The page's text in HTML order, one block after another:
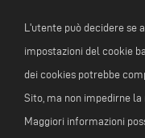
L'utente può decidere se
impostazioni del cookie
dei cookies potrebbe
Sito, ma non impedirne la
Maggiori informazioni